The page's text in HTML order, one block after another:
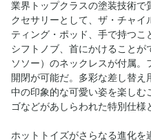
業界トップクラスの塗装技術で
クセサリーとして、ザ・チャイ
ティング・ポッド、手で持つ
シフトノブ、首にかけることが
ソソー）のネックレスが付属
開閉が可能だ。多彩な差し替え
中の印象的な可愛い姿を楽しむ
ゴなどがあしらわれた特別仕様
ホットトイズがさらなる進化を